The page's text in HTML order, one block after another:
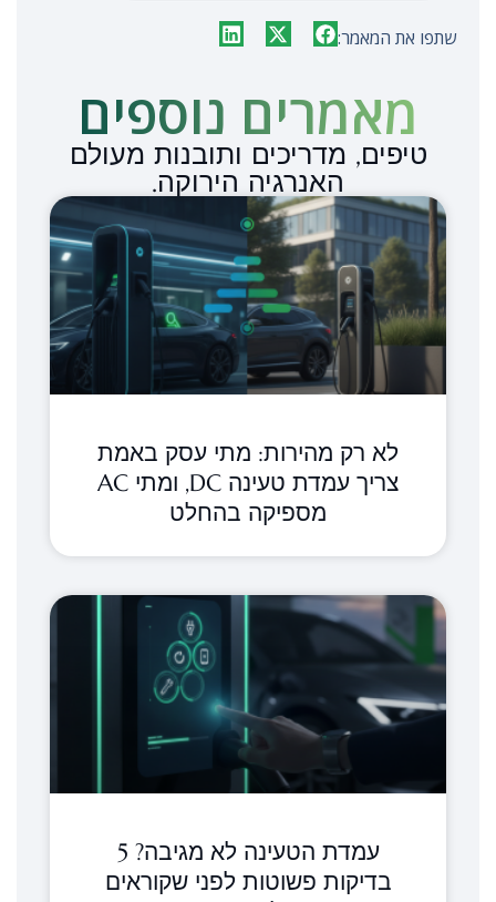
שתפו את המאמר:
מאמרים נוספים​
טיפים, מדריכים ותובנות מעולם
האנרגיה הירוקה.
לא רק מהירות: מתי עסק באמת
צריך עמדת טעינה DC, ומתי AC
מספיקה בהחלט
עמדת הטעינה לא מגיבה? 5
בדיקות פשוטות לפני שקוראים